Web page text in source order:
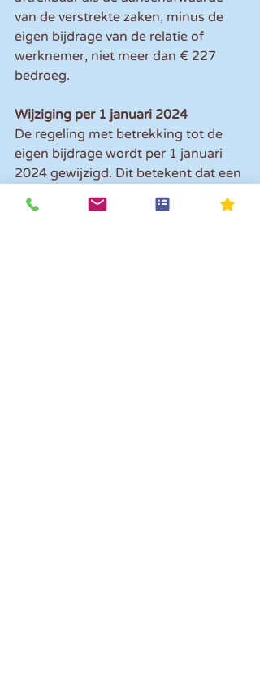
van de verstrekte zaken, minus de
eigen bijdrage van de relatie of
werknemer, niet meer dan € 227
bedroeg.
Wijziging per 1 januari 2024
De regeling met betrekking tot de
eigen bijdrage wordt per 1 januari
2024 gewijzigd. Dit betekent dat een
werknemer niet langer in mindering